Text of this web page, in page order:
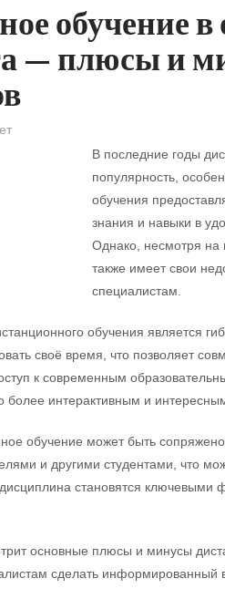
обучение в
— плюсы и
В последние годы
популярность,
обучения
знания и навыки в
Однако, несмотря на
также имеет свои
специалистам.
обучения является
своё время, что позволяет
к современным
более интерактивным и
обучение может быть
и другими студентами, что
становятся ключевыми
основные плюсы и минусы
сделать информированный